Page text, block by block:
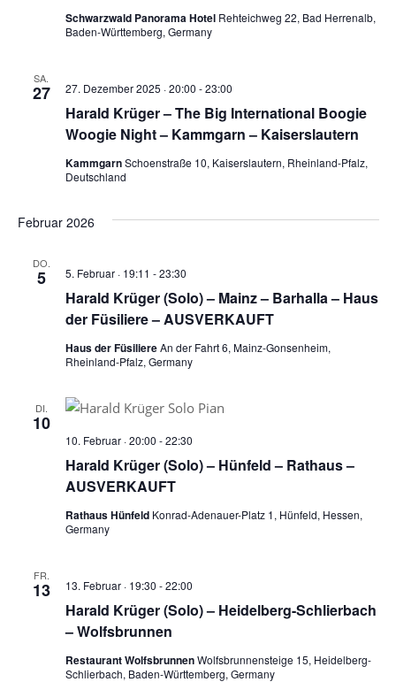
Schwarzwald Panorama Hotel Rehteichweg 22, Bad Herrenalb,
Baden-Württemberg, Germany
SA.
27
Harald Krüger – The Big International Boogie
Woogie Night – Kammgarn – Kaiserslautern
27. Dezember 2025 · 20:00 -23:00
KammgarnSchoenstraße 10, Kaiserslautern, Rheinland-Pfalz,
Deutschland
Februar 2026
DO.
5
Harald Krüger (Solo) – Mainz – Barhalla – Haus
der Füsiliere – AUSVERKAUFT
5. Februar · 19:11 -23:30
Haus der FüsiliereAn der Fahrt 6, Mainz-Gonsenheim,
Rheinland-Pfalz, Germany
DI.
10
Harald Krüger (Solo) – Hünfeld – Rathaus –
AUSVERKAUFT
10. Februar · 20:00 -22:30
Rathaus Hünfeld Konrad-Adenauer-Platz 1, Hünfeld, Hessen,
Germany
FR.
13
Harald Krüger (Solo) – Heidelberg-Schlierbach
– Wolfsbrunnen
13. Februar · 19:30 -22:00
Restaurant WolfsbrunnenWolfsbrunnensteige 15, Heidelberg-
Schlierbach, Baden-Württemberg, Germany